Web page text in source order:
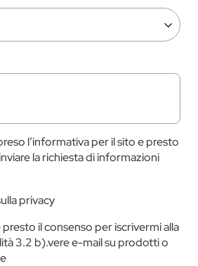
l’informativa per il sito e presto
la richiesta di informazioni
privacy
il consenso per iscrivermi alla
3.2 b).vere e-mail su prodotti o